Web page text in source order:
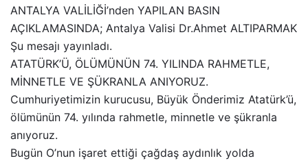
ANTALYA VALİLİĞİ’nden YAPILAN BASIN
AÇIKLAMASINDA; Antalya Valisi Dr.Ahmet ALTIPARMAK
Şu mesajı yayınladı.
ATATÜRK’Ü, ÖLÜMÜNÜN 74. YILINDA RAHMETLE,
MİNNETLE VE ŞÜKRANLA ANIYORUZ.
Cumhuriyetimizin kurucusu, Büyük Önderimiz Atatürk’ü,
ölümünün 74. yılında rahmetle, minnetle ve şükranla
anıyoruz.
Bugün O’nun işaret ettiği çağdaş aydınlık yolda